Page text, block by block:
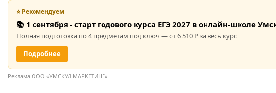
⭐ Рекомендуем
📚 1 сентября - старт годового курса ЕГЭ 2027 в онлайн-школе
Полная подготовка по 4 предметам под ключ — от 6 510 ₽ за весь курс
Подробнее
Реклама ООО «УМСКУЛ МАРКЕТИНГ»